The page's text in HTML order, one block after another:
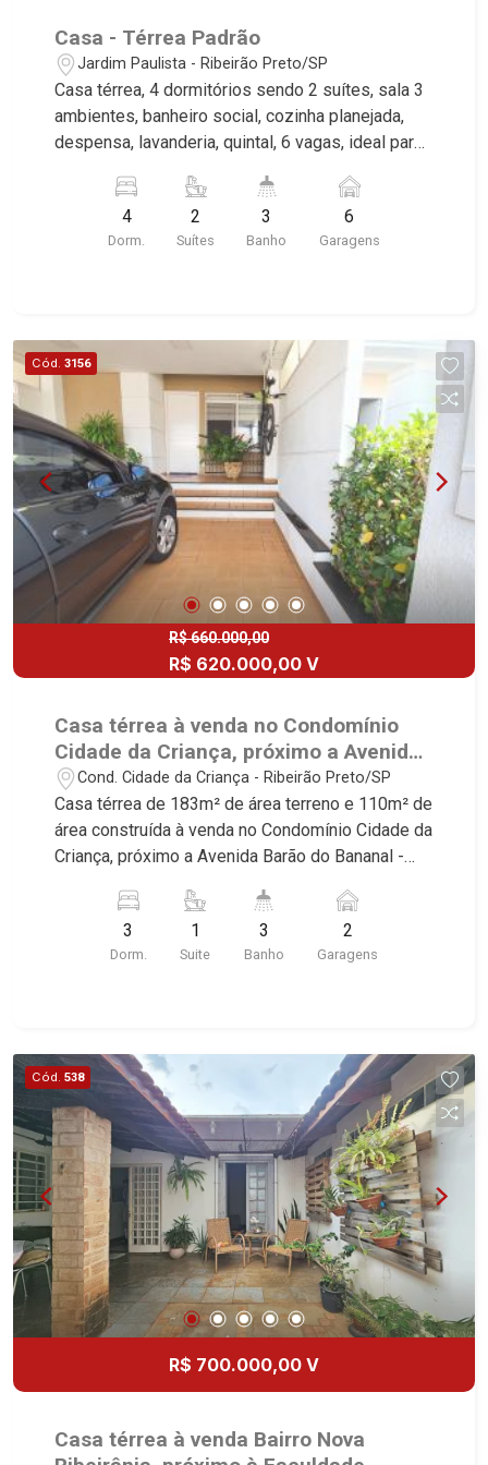
Casa - Térrea Padrão
Jardim Paulista - Ribeirão Preto/SP
Casa térrea, 4 dormitórios sendo 2 suítes, sala 3
ambientes, banheiro social, cozinha planejada,
despensa, lavanderia, quintal, 6 vagas, ideal para
Avenida 13 de Maio. Martinelli Imobiliária,
referência no mercado imobiliário desde 2000.
Especialistas em Venda, Locação e
4
Dorm.
2
Suítes
3
Banho
6
Garagens
Cód. 3156
R$ 660.000,00
R$ 620.000,00 V
Casa térrea à venda no Condomínio
Cidade da Criança, próximo a Avenida
Barão do Bananal - Ribeirão Preto/SP.
Cond. Cidade da Criança - Ribeirão Preto/SP
Casa térrea de 183m² de área terreno e 110m² de
área construída à venda no Condomínio Cidade da
Criança, próximo a Avenida Barão do Bananal -
as características deste imóvel que a Martinelli
Imobiliária selecionou para você: - 183m² de área
terreno e 110m² de área construída - 3
- Depósito - Varanda gourmet com churrasqueira
e forno de pizza - Jardim - Quintal - Corredor
lateral - Aquecedor solar - 2 vagas cobertas -
Condomínio com lazer completo Martinelli
Imobiliária, referência no mercado imobiliário
desde 2000! Avenida João Fiúsa, 1051 - Alto da
Boa Vista | Ribeirão Preto.
3
Dorm.
1
Suite
3
Banho
2
Garagens
Cód. 538
R$ 700.000,00 V
Casa térrea à venda Bairro Nova